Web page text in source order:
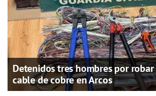
Detenidos tres hombres por
cable de cobre en Arcos